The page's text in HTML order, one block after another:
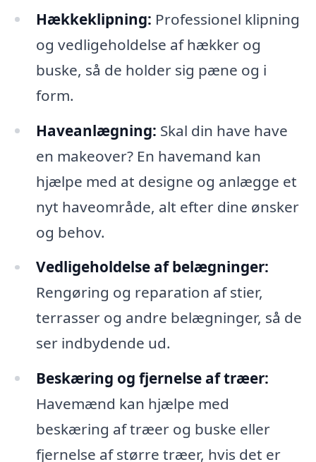
Hækkeklipning: Professionel klipning
og vedligeholdelse af hækker og
buske, så de holder sig pæne og i
form.
Haveanlægning: Skal din have have
en makeover? En havemand kan
hjælpe med at designe og anlægge et
nyt haveområde, alt efter dine ønsker
og behov.
Vedligeholdelse af belægninger:
Rengøring og reparation af stier,
terrasser og andre belægninger, så de
ser indbydende ud.
Beskæring og fjernelse af træer:
Havemænd kan hjælpe med
beskæring af træer og buske eller
fjernelse af større træer, hvis det er